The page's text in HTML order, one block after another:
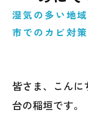
湿気の多い地
市でのカビ対
皆さま、こん
台の稲垣です。